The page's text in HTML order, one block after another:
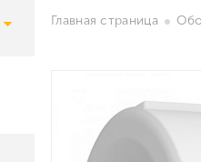
Главная страница